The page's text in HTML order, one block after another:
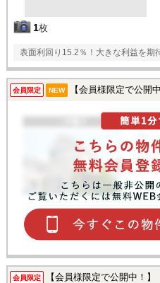
1枚
表面利回り15.2％！大きな利益を期
会員限定 NEW 【会員様限定で公
会員限定 【会員様限定で公開中！